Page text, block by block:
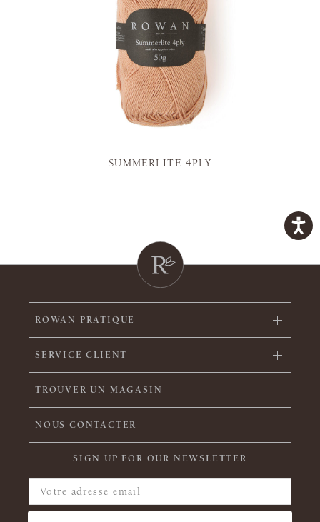
SUMMERLITE 4PLY
ROWAN PRATIQUE
SERVICE CLIENT
TROUVER UN MAGASIN
NOUS CONTACTER
SIGN UP FOR OUR NEWSLETTER